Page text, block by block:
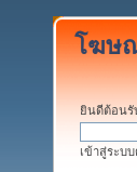
โฆษ
ยินดีต้อนรั
เข้าสู่ระบ